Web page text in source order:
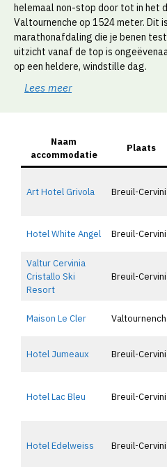
helemaal non-stop door tot in het
Valtournenche op 1524 meter. Dit
marathonafdaling die je benen
uitzicht vanaf de top is
op een heldere, windstille dag.
Lees meer
Naam
accommodatie
Plaats
Art Hotel Grivola Breuil-
Hotel White Angel Breuil-
Valtur Cervinia
Cristallo Ski
Resort
Breuil-
Maison Le Cler
Hotel Jumeaux Breuil-
Hotel Lac Bleu Breuil-
Hotel Edelweiss Breuil-